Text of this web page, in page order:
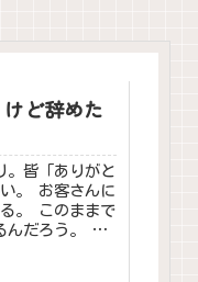
ど辞めた
。皆「ありがと
。 お客さんに
。 このままで
んだろう。 こ